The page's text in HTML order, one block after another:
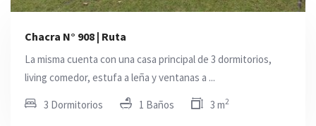
Chacra N° 908 | Ruta
La misma cuenta con una casa principal de 3 dormitorios,
living comedor, estufa a leña y ventanas a ...
3 Dormitorios 1 Baños 3 m2